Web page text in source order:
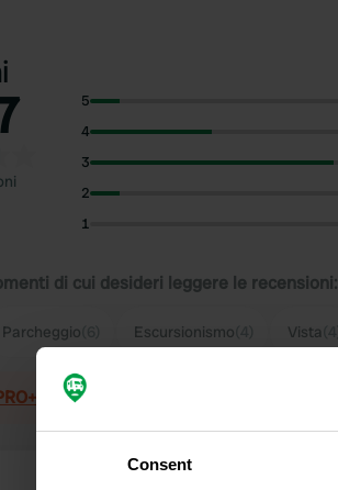
Consent
5
4
3
2
1
di cui desideri leggere le recensioni:
Parcheggio Escursionismo Vista
per l'utilizzo dei filtri nelle recensioni